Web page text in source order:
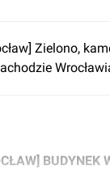
Zielono,
BUDYNEK